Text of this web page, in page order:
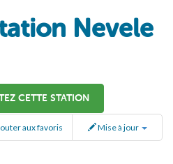
Nevele
CETTE STATION
aux favoris Mise à jour